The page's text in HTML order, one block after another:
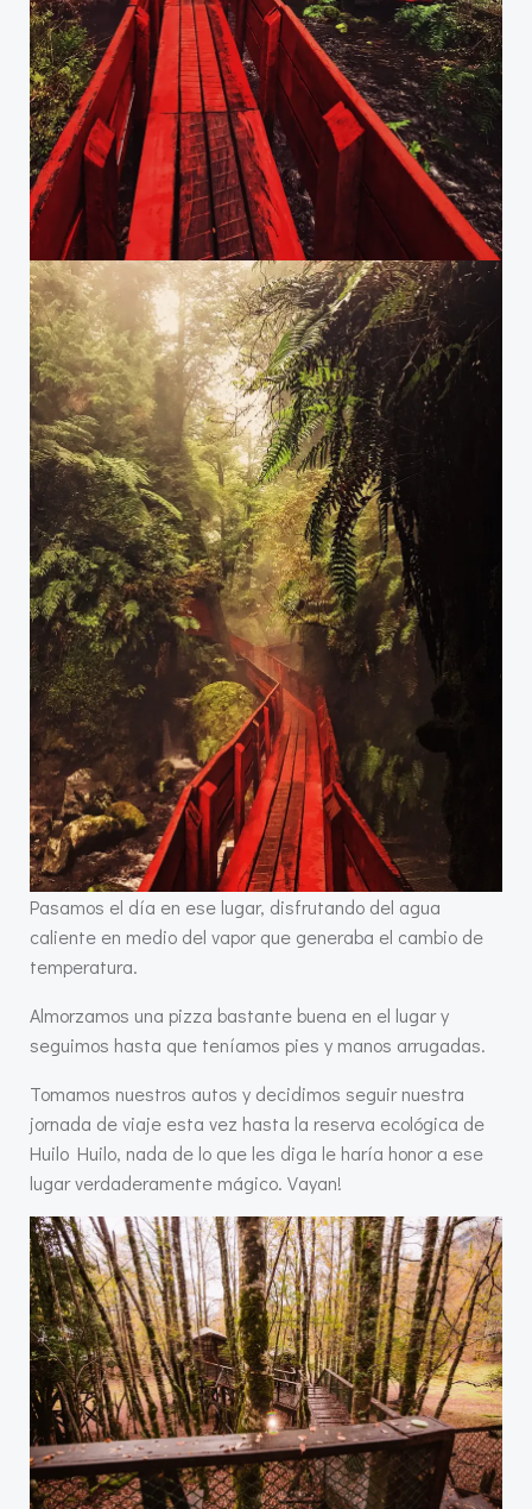
Pasamos el día en ese lugar, disfrutando del agua
caliente en medio del vapor que generaba el cambio de
temperatura.
Almorzamos una pizza bastante buena en el lugar y
seguimos hasta que teníamos pies y manos arrugadas.
Tomamos nuestros autos y decidimos seguir nuestra
jornada de viaje esta vez hasta la reserva ecológica de
Huilo Huilo, nada de lo que les diga le haría honor a ese
lugar verdaderamente mágico. Vayan!